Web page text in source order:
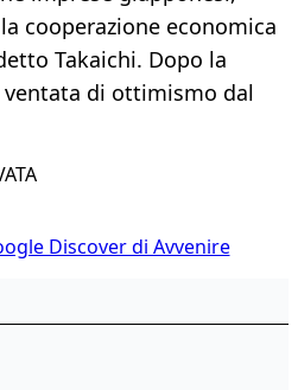
cooperazione economica
Takaichi. Dopo la
di ottimismo dal
Discover di Avvenire